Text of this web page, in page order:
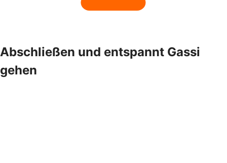
Abschließen und entspannt Gassi
gehen